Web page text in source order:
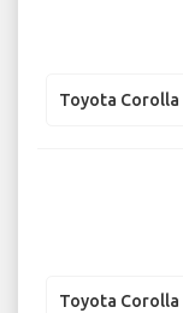
Toyota Corolla
Toyota Corolla